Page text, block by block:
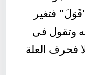
فتغير
وتقول فى
فحرف العلة